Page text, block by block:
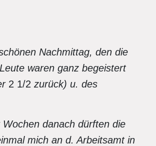
Nachmittag, den die
waren ganz begeistert
2 1/2 zurück) u. des
danach dürften die
mich an d. Arbeitsamt in